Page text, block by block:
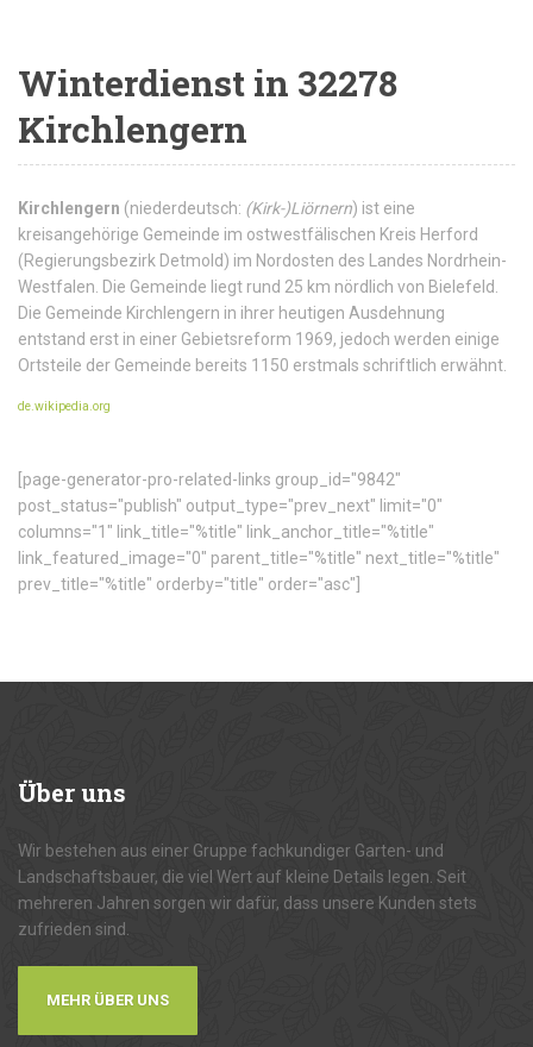
Winterdienst in 32278
Kirchlengern
Kirchlengern (niederdeutsch: (Kirk-)Liörnern) ist eine
kreisangehörige Gemeinde im ostwestfälischen Kreis Herford
(Regierungsbezirk Detmold) im Nordosten des Landes Nordrhein-
Westfalen. Die Gemeinde liegt rund 25 km nördlich von Bielefeld.
Die Gemeinde Kirchlengern in ihrer heutigen Ausdehnung
entstand erst in einer Gebietsreform 1969, jedoch werden einige
Ortsteile der Gemeinde bereits 1150 erstmals schriftlich erwähnt.
de.wikipedia.org
[page-generator-pro-related-links group_id="9842"
post_status="publish" output_type="prev_next" limit="0"
columns="1" link_title="%title" link_anchor_title="%title"
link_featured_image="0" parent_title="%title" next_title="%title"
prev_title="%title" orderby="title" order="asc"]
Überuns
Wir bestehen aus einer Gruppe fachkundiger Garten- und
Landschaftsbauer, die viel Wert auf kleine Details legen. Seit
mehreren Jahren sorgen wir dafür, dass unsere Kunden stets
zufrieden sind.
MEHR ÜBER UNS